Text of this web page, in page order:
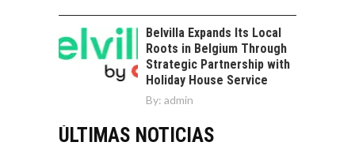
Belvilla Expands Its Local
Roots in Belgium Through
Strategic Partnership with
Holiday House Service
By: admin
ÚLTIMAS NOTICIAS